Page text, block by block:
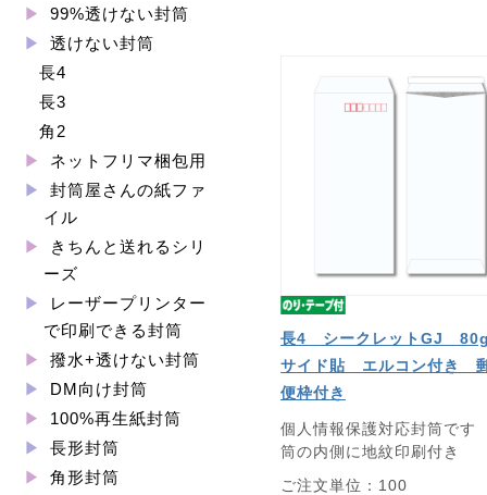
99%透けない封筒
透けない封筒
長4
長3
角2
ネットフリマ梱包用
封筒屋さんの紙ファ
イル
きちんと送れるシリ
ーズ
レーザープリンター
で印刷できる封筒
撥水+透けない封筒
DM向け封筒
100%再生紙封筒
長形封筒
角形封筒
長4 シークレットGJ
サイド貼 エルコン付き
便枠付き
個人情報保護対応封筒で
筒の内側に地紋印刷付き
ご注文単位：100